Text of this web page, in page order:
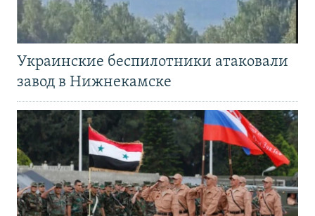
Украинские беспилотники атаковали
завод в Нижнекамске